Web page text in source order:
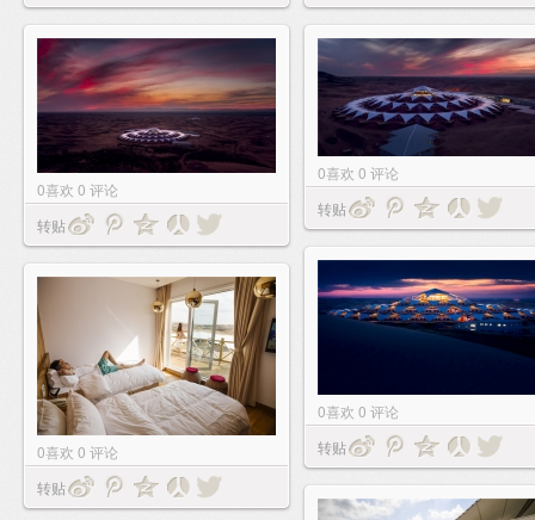
0喜欢 0 评论
转贴
0喜欢 0 评论
转贴
0喜欢 0 评论
转贴
0喜欢 0 评论
转贴